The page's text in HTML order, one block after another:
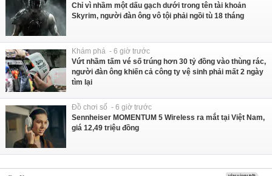
Chỉ vì nhầm một dấu gạch dưới trong tên tài khoản
Skyrim, người đàn ông vô tội phải ngồi tù 18 tháng
Khám phá - 6 giờ trước
Vứt nhầm tấm vé số trúng hơn 30 tỷ đồng vào thùng rác,
người đàn ông khiến cả công ty vệ sinh phải mất 2 ngày
tìm lại
Đồ chơi số - 6 giờ trước
Sennheiser MOMENTUM 5 Wireless ra mắt tại Việt Nam,
giá 12,49 triệu đồng